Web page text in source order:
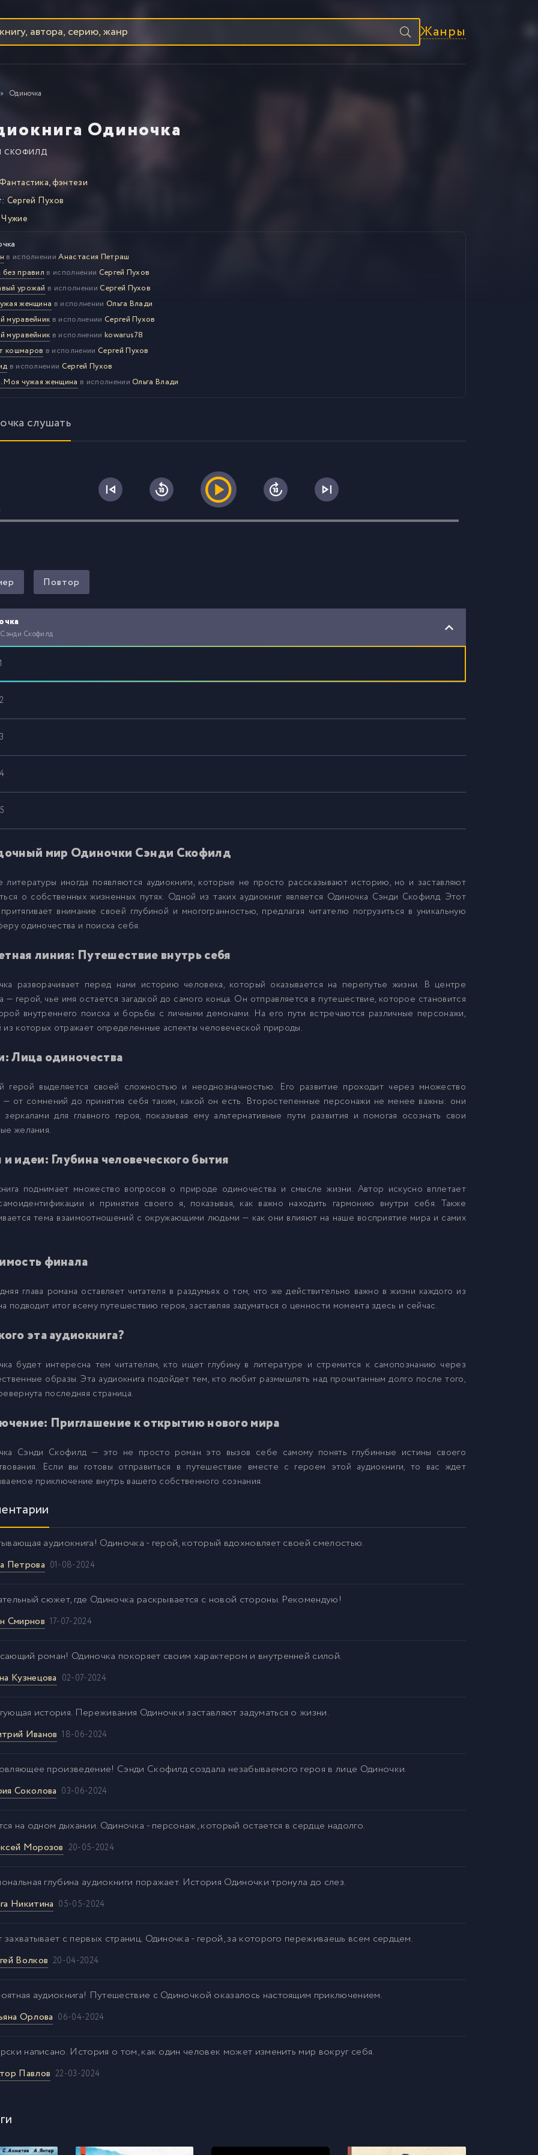
Жанры
Одиночка
Одиночка
СКОФИЛД
фэнтези
Сергей Пухов
Чужие
в исполненииАнастасия Петраш
правил в исполнении Сергей Пухов
урожай в исполненииСергей Пухов
женщина в исполнении Ольга Влади
муравейник в исполнении Сергей Пухов
муравейник в исполнении kowarus78
кошмаров в исполнении Сергей Пухов
в исполнении Сергей Пухов
Моя чужая женщина в исполненииОльга Влади
слушать
Повтор
Скофилд
мир Одиночки Сэнди Скофилд
литературы иногда появляются аудиокниги, которые не просто рассказывают историю, но и заставляют
о собственных жизненных путях. Одной из таких аудиокниг является Одиночка Сэнди Скофилд. Этот
внимание своей глубиной и многогранностью, предлагая читателю погрузиться в уникальную
одиночества и поиска себя.
линия: Путешествие внутрь себя
разворачивает перед нами историю человека, который оказывается на перепутье жизни. В центре
— герой, чье имя остается загадкой до самого конца. Он отправляется в путешествие, которое становится
внутреннего поиска и борьбы с личными демонами. На его пути встречаются различные персонажи,
из которых отражает определенные аспекты человеческой природы.
Лица одиночества
герой выделяется своей сложностью и неоднозначностью. Его развитие проходит через множество
— от сомнений до принятия себя таким, какой он есть. Второстепенные персонажи не менее важны: они
зеркалами для главного героя, показывая ему альтернативные пути развития и помогая осознать свои
желания.
идеи: Глубина человеческого бытия
поднимает множество вопросов о природе одиночества и смысле жизни. Автор искусно вплетает
и принятия своего я, показывая, как важно находить гармонию внутри себя. Также
тема взаимоотношений с окружающими людьми — как они влияют на наше восприятие мира и самих
финала
глава романа оставляет читателя в раздумьях о том, что же действительно важно в жизни каждого из
подводит итог всему путешествию героя, заставляя задуматься о ценности момента здесь и сейчас.
эта аудиокнига?
будет интересна тем читателям, кто ищет глубину в литературе и стремится к самопознанию через
образы. Эта аудиокнига подойдет тем, кто любит размышлять над прочитанным долго после того,
последняя страница.
Приглашение к открытию нового мира
Сэнди Скофилд — это не просто роман это вызов себе самому понять глубинные истины своего
Если вы готовы отправиться в путешествие вместе с героем этой аудиокниги, то вас ждет
приключение внутрь вашего собственного сознания.
аудиокнига! Одиночка - герой, который вдохновляет своей смелостью.
Петрова 01-08-2024
сюжет, где Одиночка раскрывается с новой стороны. Рекомендую!
Смирнов 17-07-2024
роман! Одиночка покоряет своим характером и внутренней силой.
Кузнецова 02-07-2024
история. Переживания Одиночки заставляют задуматься о жизни.
Иванов 18-06-2024
произведение! Сэнди Скофилд создала незабываемого героя в лице Одиночки.
Соколова 03-06-2024
на одном дыхании. Одиночка - персонаж, который остается в сердце надолго.
Морозов 20-05-2024
глубина аудиокниги поражает. История Одиночки тронула до слез.
Никитина 05-05-2024
с первых страниц. Одиночка - герой, за которого переживаешь всем сердцем.
Волков 20-04-2024
аудиокнига! Путешествие с Одиночкой оказалось настоящим приключением.
Орлова 06-04-2024
написано. История о том, как один человек может изменить мир вокруг себя.
Павлов 22-03-2024